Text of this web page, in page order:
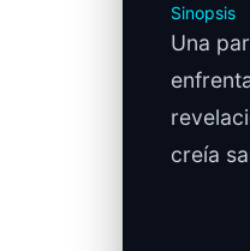
Sinopsis
Una
creía